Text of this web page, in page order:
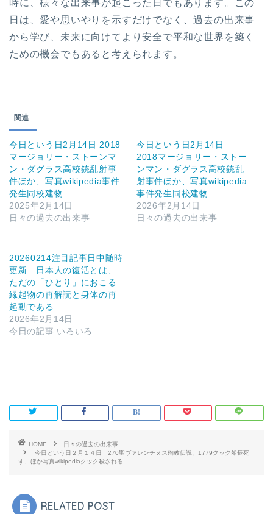
時に、様々な出来事が起こった日でもあります。この
日は、愛や思いやりを示すだけでなく、過去の出来事
から学び、未来に向けてより安全で平和な世界を築く
ための機会でもあると考えられます。
関連
今日という日2月14日 2018
マージョリー・ストーンマ
ン・ダグラス高校銃乱射事
件ほか、写真wikipedia事件
発生同校建物
2025年2月14日
日々の過去の出来事
今日という日2月14日
2018マージョリー・ストー
ンマン・ダグラス高校銃乱
射事件ほか、写真wikipedia
事件発生同校建物
2026年2月14日
日々の過去の出来事
20260214注目記事日中随時
更新—日本人の復活とは、
ただの「ひとり」におこる
縁起物の再解読と身体の再
起動である
2026年2月14日
今日の記事 いろいろ
HOME
日々の過去の出来事
今日という日２月１４日 270聖ヴァレンチヌス殉教伝説、1779クック船長死
す、ほか写真wikipediaクック殺される
RELATED POST